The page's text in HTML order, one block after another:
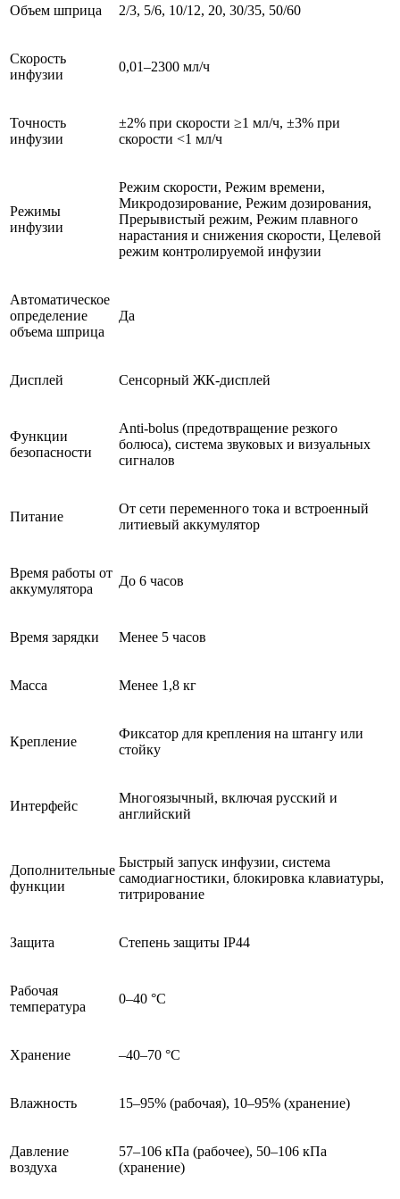
Объем шприца 2/3, 5/6, 10/12, 20, 30/35, 50/60
Скорость
инфузии
0,01–2300 мл/ч
Точность
инфузии
±2% при скорости ≥1 мл/ч, ±3% при
скорости <1 мл/ч
Режимы
инфузии
Режим скорости, Режим времени,
Микродозирование, Режим дозирования,
Прерывистый режим, Режим плавного
нарастания и снижения скорости, Целевой
режим контролируемой инфузии
Автоматическое
определение
объема шприца
Да
Дисплей Сенсорный ЖК-дисплей
Функции
безопасности
Anti-bolus (предотвращение резкого
болюса), система звуковых и визуальных
сигналов
Питание
От сети переменного тока и встроенный
литиевый аккумулятор
Время работы от
аккумулятора
До 6 часов
Время зарядки Менее 5 часов
Масса Менее 1,8 кг
Крепление
Фиксатор для крепления на штангу или
стойку
Интерфейс
Многоязычный, включая русский и
английский
Дополнительные
функции
Быстрый запуск инфузии, система
самодиагностики, блокировка клавиатуры,
титрирование
Защита Степень защиты IP44
Рабочая
температура
0–40 °C
Хранение –40–70 °C
Влажность 15–95% (рабочая), 10–95% (хранение)
Давление
воздуха
57–106 кПа (рабочее), 50–106 кПа
(хранение)